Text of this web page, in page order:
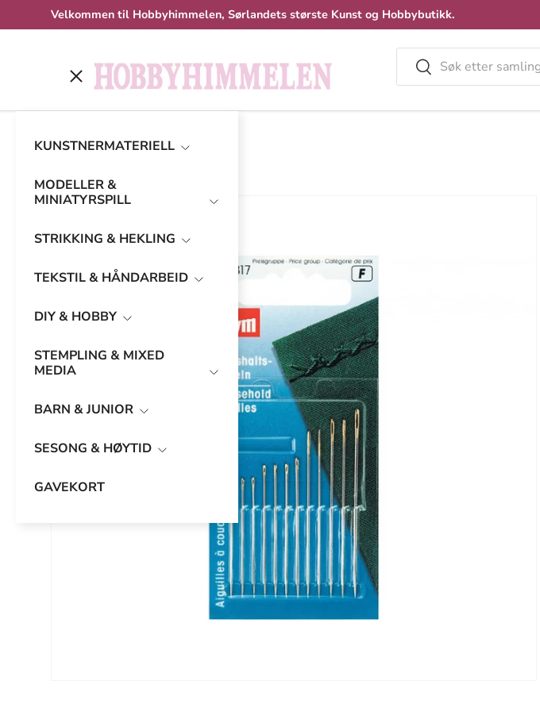
Hopp til innhold
Velkommen til Hobbyhimmelen, Sørlandets største Kunst og Hobbybutikk.
Meny
KUNSTNERMATERIELL
MODELLER &
MINIATYRSPILL
STRIKKING & HEKLING
TEKSTIL & HÅNDARBEID
DIY & HOBBY
STEMPLING & MIXED
MEDIA
BARN & JUNIOR
SESONG & HØYTID
GAVEKORT
Velg